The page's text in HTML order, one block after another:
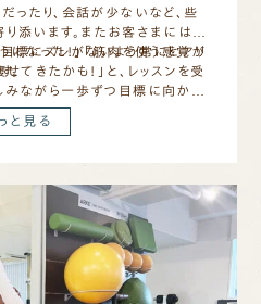
ったり、会話が少ないなど、些
添います。またお客さまには小
標にズレがないよう常にヒアリ
。
になった！」「筋肉を使う感覚が
てきたかも！」と、レッスンを受
ながら一歩ずつ目標に向かっ
！
と見る